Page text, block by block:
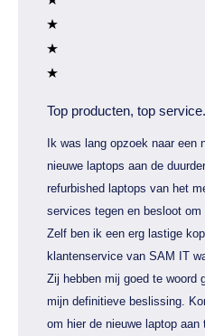
Top producten, top
Ik was lang opzoek naar een
nieuwe laptops aan de
refurbished laptops van het
services tegen en besloot om
Zelf ben ik een erg lastige
klantenservice van SAM IT
Zij hebben mij goed te woord
mijn definitieve beslissing.
om hier de nieuwe laptop aan